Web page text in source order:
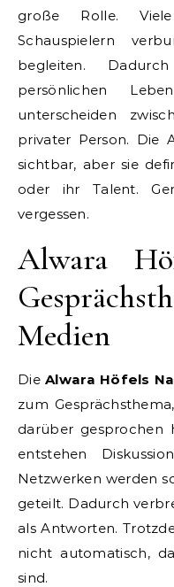
große Rolle.
Schauspielern
begleiten.
persönlichen
unterscheiden
privater Person. Die
sichtbar, aber sie
oder ihr Talent.
vergessen.
Alwara
Medien
DieAlwara Höfels
zum
darüber gesprochen
entstehen
Netzwerken werden
geteilt. Dadurch
als Antworten.
nicht automatisch,
sind.